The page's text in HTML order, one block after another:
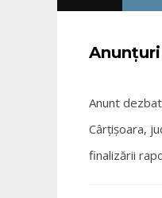
Anunt
Cârțișoara,
finalizării